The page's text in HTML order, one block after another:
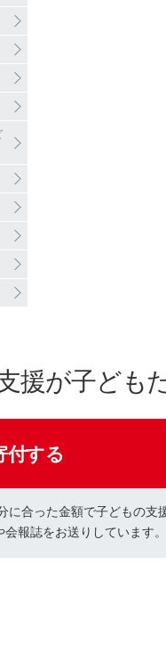
援が子ども
付する
に合った金額で子どもの支
報誌をお送りしています。